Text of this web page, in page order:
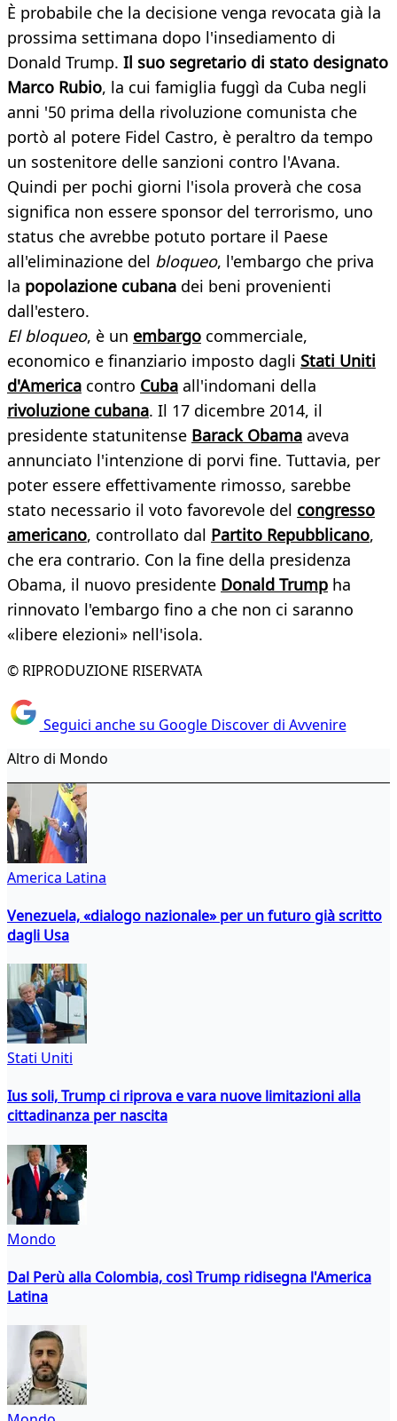
È probabile che la decisione venga revocata già la
prossima settimana dopo l'insediamento di
Donald Trump. Il suo segretario di stato designato
Marco Rubio, la cui famiglia fuggì da Cuba negli
anni '50 prima della rivoluzione comunista che
portò al potere Fidel Castro, è peraltro da tempo
un sostenitore delle sanzioni contro l'Avana.
Quindi per pochi giorni l'isola proverà che cosa
significa non essere sponsor del terrorismo, uno
status che avrebbe potuto portare il Paese
all'eliminazione del bloqueo, l'embargo che priva
la popolazione cubana dei beni provenienti
dall'estero.
El bloqueo, è un embargo commerciale,
economico e finanziario imposto dagli Stati Uniti
d'America contro Cuba all'indomani della
rivoluzione cubana. Il 17 dicembre 2014, il
presidente statunitense Barack Obama aveva
annunciato l'intenzione di porvi fine. Tuttavia, per
poter essere effettivamente rimosso, sarebbe
stato necessario il voto favorevole del congresso
americano, controllato dal Partito Repubblicano,
che era contrario. Con la fine della presidenza
Obama, il nuovo presidente Donald Trump ha
rinnovato l'embargo fino a che non ci saranno
«libere elezioni» nell'isola.
© RIPRODUZIONE RISERVATA
Seguici anche su Google Discover di Avvenire
Altro di Mondo
America Latina
Venezuela, «dialogo nazionale» per un futuro già scritto
dagli Usa
Stati Uniti
Ius soli, Trump ci riprova e vara nuove limitazioni alla
cittadinanza per nascita
Mondo
Dal Perù alla Colombia, così Trump ridisegna l'America
Latina